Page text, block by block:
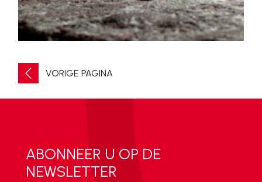
VORIGE PAGINA
ABONNEER U OP DE
NEWSLETTER